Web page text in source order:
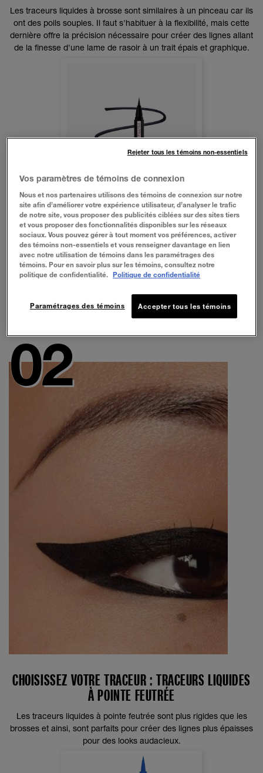
Les traceurs liquides à brosse sont similaires à un pinceau car ils
ont des poils souples. Il faut s'habituer à la flexibilité, mais cette
dernière offre la précision nécessaire pour créer des lignes allant
de la finesse d'une lame de rasoir à un trait épais et graphique.
EYESTUDIO®
MAGASINER MAINTENANT
CHOISISSEZ VOTRE TRACEUR : TRACEURS LIQUIDES
À POINTE FEUTRÉE
Les traceurs liquides à pointe feutrée sont plus rigides que les
brosses et ainsi, sont parfaits pour créer des lignes plus épaisses
pour des looks audacieux.
Vos paramètres de témoins de connexion
Nous et nos partenaires utilisons des témoins de connexion sur notre
site afin d’améliorer votre expérience utilisateur, d’analyser le trafic
de notre site, vous proposer des publicités ciblées sur des sites tiers
et vous proposer des fonctionnalités disponibles sur les réseaux
sociaux. Vous pouvez gérer à tout moment vos préférences, activer
des témoins non-essentiels et vous renseigner davantage en lien
avec notre utilisation de témoins dans les paramétrages des
témoins. Pour en savoir plus sur les témoins, consultez notre
politique de confidentialité.
Politique de confidentialité
Accepter tous les témoins
Paramétrages des témoins
Rejeter tous les témoins non-essentiels